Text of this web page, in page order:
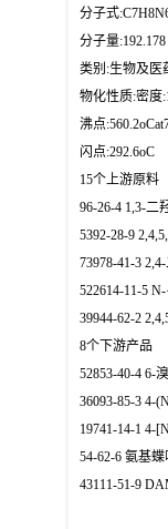
分子式
分子量:192.178
类别:生物及医
物化性质:密度
沸点
闪点:292.6oC
15个上游原料
96-26-4 1,3-二
5392-28-9
73978-41-3
522614-11-5
39944-62-2
8个下游产品
52853-40-4 6-
36093-85-3 4-
19741-14-1 4-
54-62-6 氨基蝶
43111-51-9